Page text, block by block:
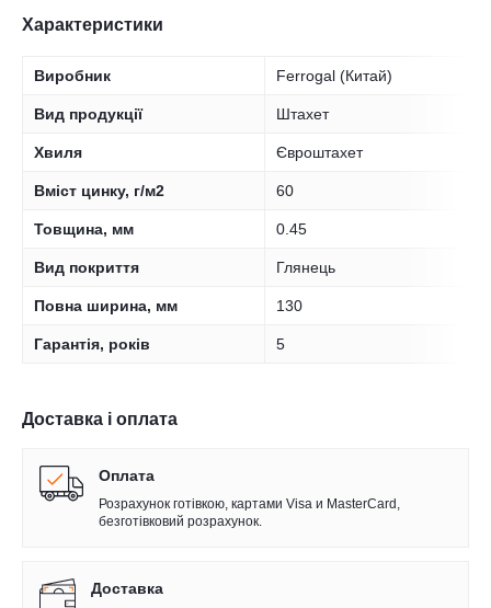
Характеристики
Виробник Ferrogal (Китай)
Вид продукції Штахет
Хвиля Євроштахет
Вміст цинку, г/м2 60
Товщина, мм 0.45
Вид покриття Глянець
Повна ширина, мм 130
Гарантія, років 5
Доставка і оплата
Оплата
Розрахунок готівкою, картами Visa и MasterCard,
безготівковий розрахунок.
Доставка